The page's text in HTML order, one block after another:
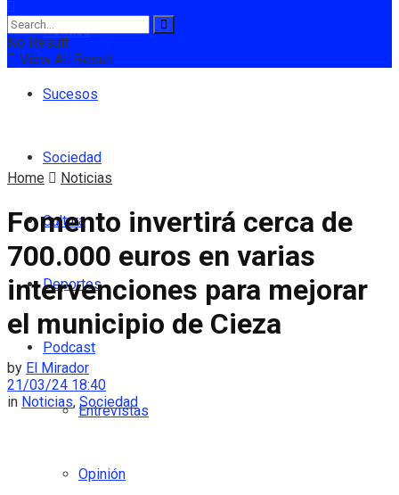
Política
Sucesos
Sociedad
Cultura
Deportes
Podcast
Entrevistas
Opinión
No Result
View All Result
Home Noticias
Fomento invertirá cerca de
700.000 euros en varias
intervenciones para mejorar
el municipio de Cieza
by El Mirador
21/03/24 18:40
in Noticias, Sociedad